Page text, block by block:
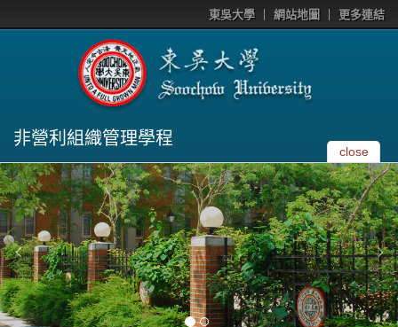
東吳大學 網站地圖 更多連結
非營利組織管理學程
close